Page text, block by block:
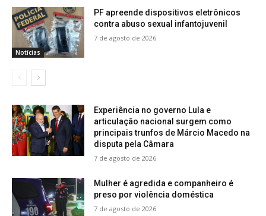
Notícias
PF apreende dispositivos eletrônicos
contra abuso sexual infantojuvenil
7 de agosto de 2026
Experiência no governo Lula e
articulação nacional surgem como
principais trunfos de Márcio Macedo na
disputa pela Câmara
7 de agosto de 2026
Mulher é agredida e companheiro é
preso por violência doméstica
7 de agosto de 2026